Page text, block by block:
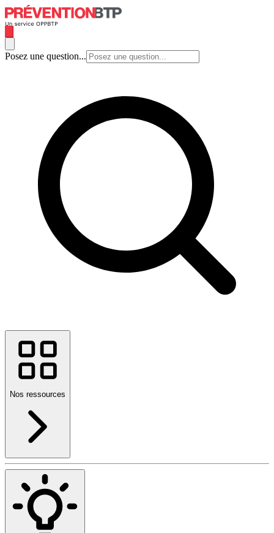
Posez une question...
Nos ressources